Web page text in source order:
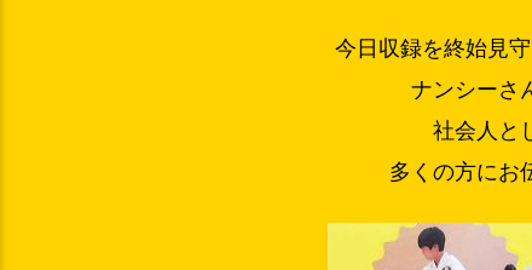
今日収録を終始見
ナンシーさ
社会人と
多くの方にお